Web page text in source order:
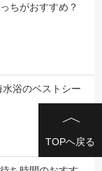
ちがおすすめ？
浴のベストシー
TOPヘ戻る